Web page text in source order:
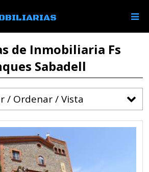
de Inmobiliaria Fs
Sabadell
/ Ordenar / Vista